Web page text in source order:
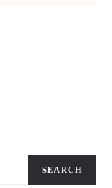
SEARCH